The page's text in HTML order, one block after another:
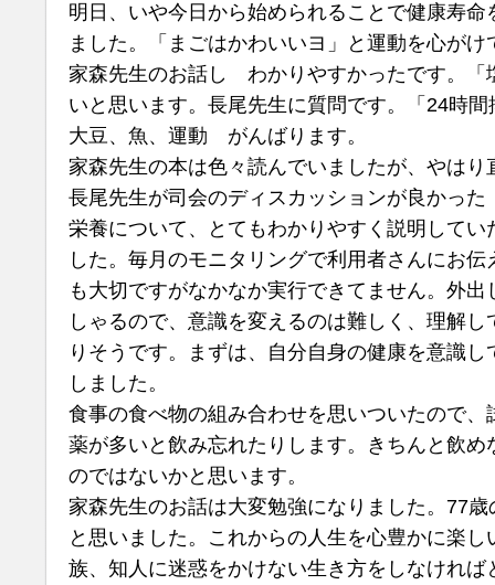
明日、いや今日から始められることで健康寿
ました。「まごはかわいいヨ」と運動を心が
家森先生のお話し わかりやすかったです。「
いと思います。長尾先生に質問です。「24時
大豆、魚、運動 がんばります。
家森先生の本は色々読んでいましたが、やは
長尾先生が司会のディスカッションが良かっ
栄養について、とてもわかりやすく説明して
した。毎月のモニタリングで利用者さんにお
も大切ですがなかなか実行できてません。外
しゃるので、意識を変えるのは難しく、理解
りそうです。まずは、自分自身の健康を意識
しました。
食事の食べ物の組み合わせを思いついたので、
薬が多いと飲み忘れたりします。きちんと飲
のではないかと思います。
家森先生のお話は大変勉強になりました。77
と思いました。これからの人生を心豊かに楽
族、知人に迷惑をかけない生き方をしなけれ